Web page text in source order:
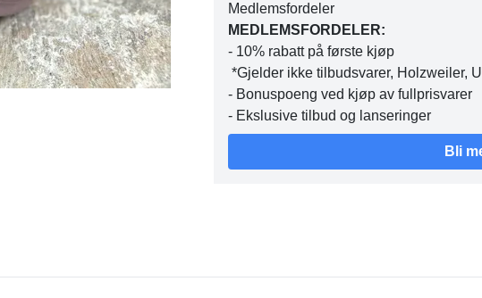
Medlemsfordeler
MEDLEMSFORDELER:
- 10% rabatt på første kjøp
*Gjelder ikke tilbudsvarer, Holzweiler,
- Bonuspoeng ved kjøp av fullprisvarer
- Ekslusive tilbud og lanseringer
Bli